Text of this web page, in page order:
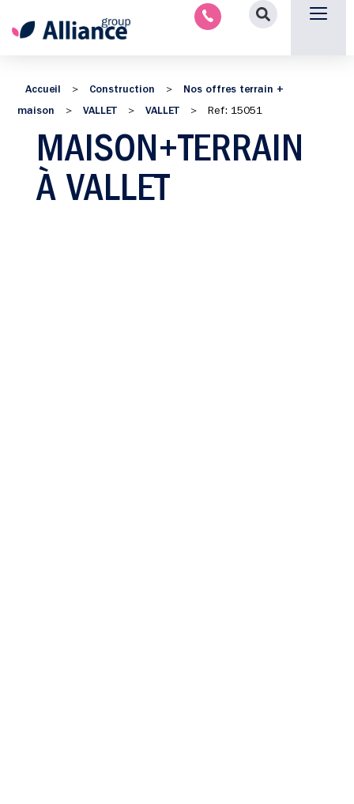
Accueil > Construction >
Nos offres terrain +
maison
> VALLET > VALLET > Ref: 15051
MAISON+TERRAIN
À VALLET